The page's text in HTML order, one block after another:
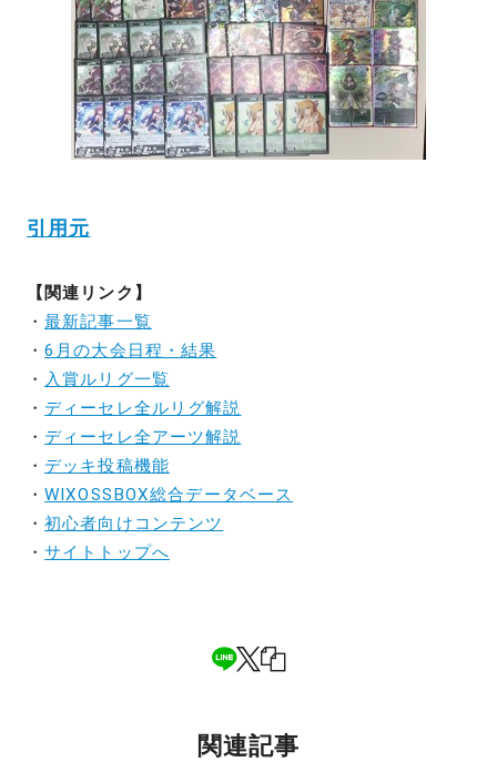
引用元
【関連リンク】
・最新記事一覧
・6月の大会日程・結果
・ 入賞ルリグ一覧
・ ディーセレ全ルリグ解説
・ ディーセレ全アーツ解説
・ デッキ投稿機能
・WIXOSSBOX総合データベース
・初心者向けコンテンツ
・サイトトップへ
関連記事